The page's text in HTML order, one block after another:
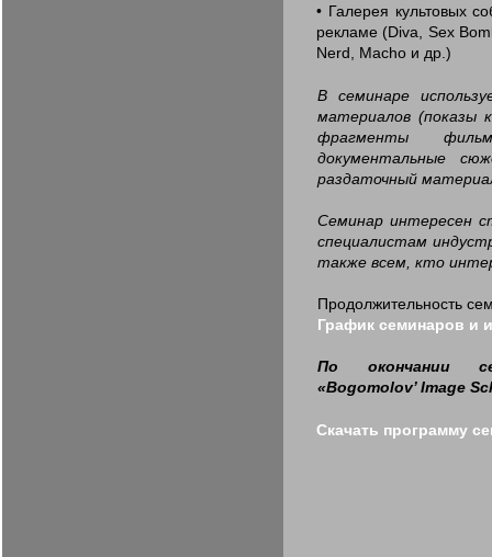
• Галерея культовых
рекламе (Diva, Sex
Nerd, Macho и др.)
В семинаре
материалов (показы
фрагменты
документальные
раздаточный
Семинар интересен
специалистам
также всем, кто
Продолжительность
График семинаров и
По окончании
«Bogomolov’ Image
Скачать программу